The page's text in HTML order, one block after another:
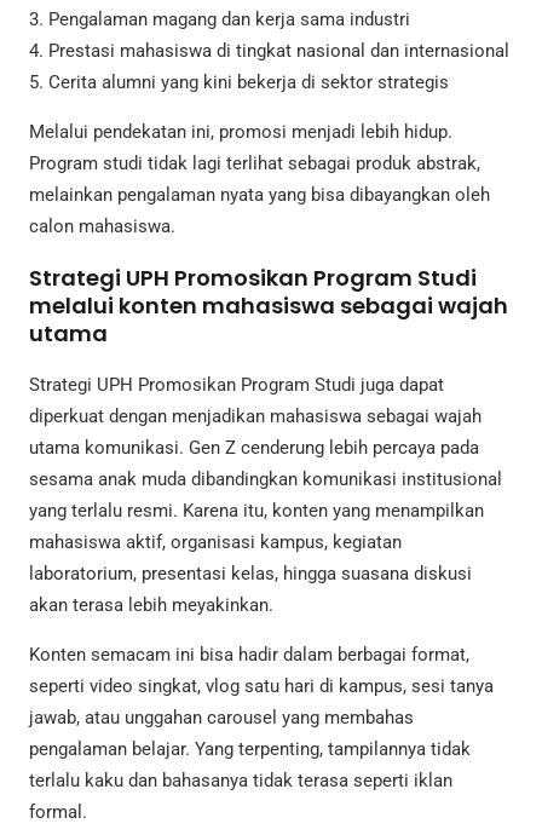
3. Pengalaman magang dan kerja sama industri
4. Prestasi mahasiswa di tingkat nasional dan internasional
5. Cerita alumni yang kini bekerja di sektor strategis
Melalui pendekatan ini, promosi menjadi lebih hidup.
Program studi tidak lagi terlihat sebagai produk abstrak,
melainkan pengalaman nyata yang bisa dibayangkan oleh
calon mahasiswa.
Strategi UPH Promosikan Program Studi
melalui konten mahasiswa sebagai wajah
utama
Strategi UPH Promosikan Program Studi juga dapat
diperkuat dengan menjadikan mahasiswa sebagai wajah
utama komunikasi. Gen Z cenderung lebih percaya pada
sesama anak muda dibandingkan komunikasi institusional
yang terlalu resmi. Karena itu, konten yang menampilkan
mahasiswa aktif, organisasi kampus, kegiatan
laboratorium, presentasi kelas, hingga suasana diskusi
akan terasa lebih meyakinkan.
Konten semacam ini bisa hadir dalam berbagai format,
seperti video singkat, vlog satu hari di kampus, sesi tanya
jawab, atau unggahan carousel yang membahas
pengalaman belajar. Yang terpenting, tampilannya tidak
terlalu kaku dan bahasanya tidak terasa seperti iklan
formal.